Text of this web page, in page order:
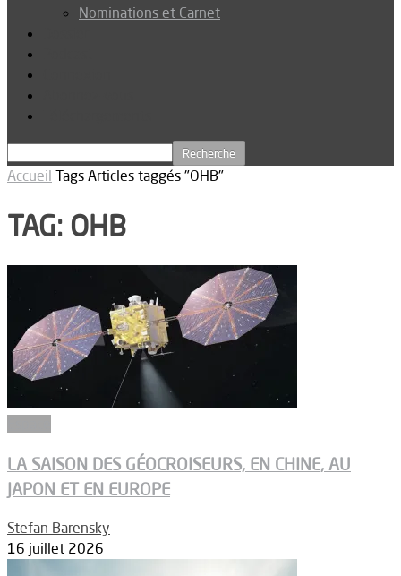
Nominations et Carnet
Accueil Tags Articles taggés "OHB"
TAG: OHB
LA SAISON DES GÉOCROISEURS, EN CHINE, AU
JAPON ET EN EUROPE
Stefan Barensky -
16 juillet 2026